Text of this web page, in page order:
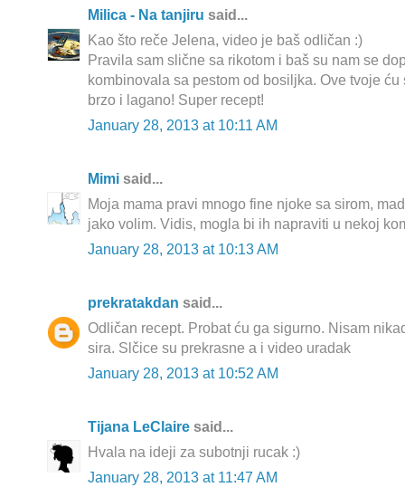
Milica - Na tanjiru said...
Kao što reče Jelena, video je baš odličan :)
Pravila sam slične sa rikotom i baš su nam se
kombinovala sa pestom od bosiljka. Ove tvoje
brzo i lagano! Super recept!
January 28, 2013 at 10:11 AM
Mimi said...
Moja mama pravi mnogo fine njoke sa sirom,
jako volim. Vidis, mogla bi ih napraviti u nekoj
January 28, 2013 at 10:13 AM
prekratakdan said...
Odličan recept. Probat ću ga sigurno. Nisam
sira. Slčice su prekrasne a i video uradak
January 28, 2013 at 10:52 AM
Tijana LeClaire said...
Hvala na ideji za subotnji rucak :)
January 28, 2013 at 11:47 AM